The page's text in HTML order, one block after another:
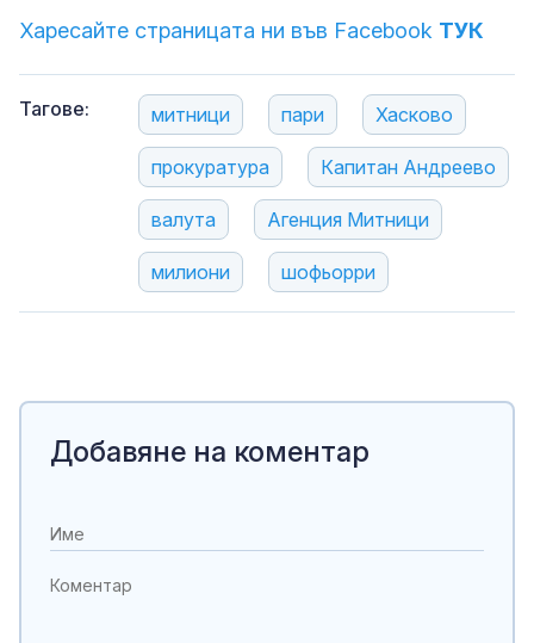
Харесайте страницата ни във Facebook ТУК
Тагове: митници пари Хасково
прокуратура Капитан Андреево
валута Агенция Митници
милиони шофьорри
Добавяне на коментар